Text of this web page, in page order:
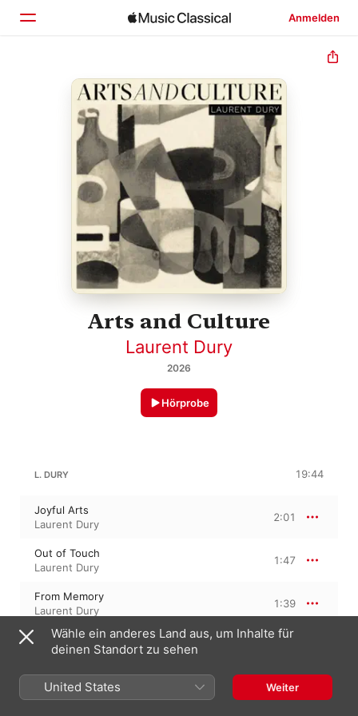
Anmelden
Startseite
Entdecken
Suchen
Arts and Culture
Laurent Dury
2026
Hörprobe
L. DURY 19:44
Joyful Arts
Laurent Dury
2:01
Out of Touch
Laurent Dury
1:47
From Memory
Laurent Dury
1:39
New Vision
Laurent Dury
Capture the Moment
Laurent Dury
1:59
Wähle ein anderes Land aus, um Inhalte für
deinen Standort zu sehen
United States Weiter